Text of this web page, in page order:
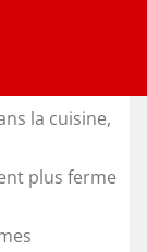
la cuisine,
plus ferme